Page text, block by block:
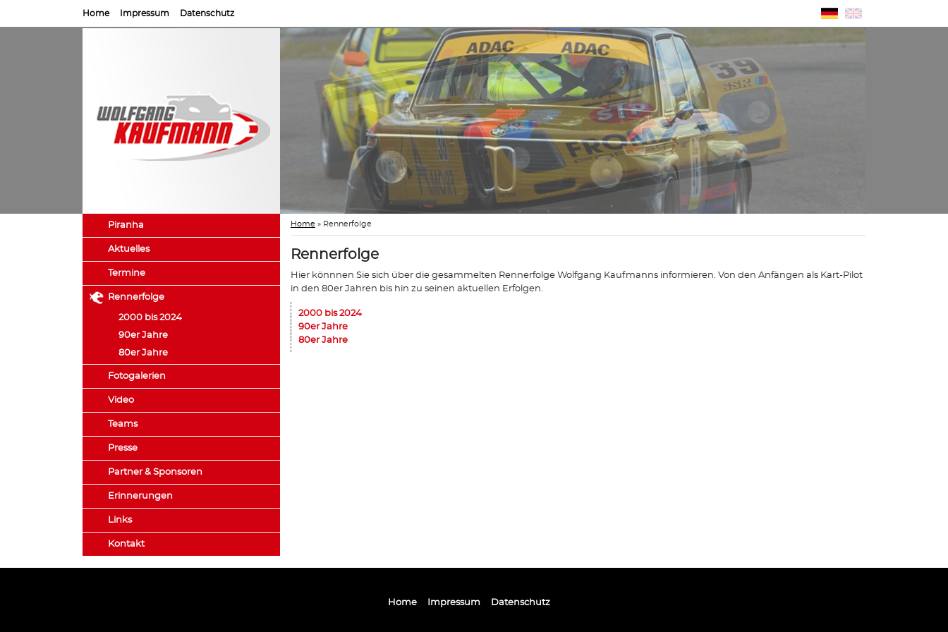
Home Impressum Datenschutz
Piranha
Aktuelles
Termine
Rennerfolge
2000 bis 2024
90er Jahre
80er Jahre
Fotogalerien
Video
Teams
Presse
Partner & Sponsoren
Erinnerungen
Links
Kontakt
Home » Rennerfolge
Rennerfolge
Hier könnnen Sie sich über die gesammelten Rennerfolge Wolfgang Kaufmanns informieren. Von den Anfängen als Kart-Pilot
in den 80er Jahren bis hin zu seinen aktuellen Erfolgen.
2000 bis 2024
90er Jahre
80er Jahre
Home Impressum Datenschutz